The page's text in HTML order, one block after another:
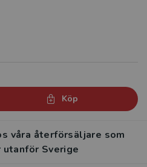
Köp
våra återförsäljare som
Sverige